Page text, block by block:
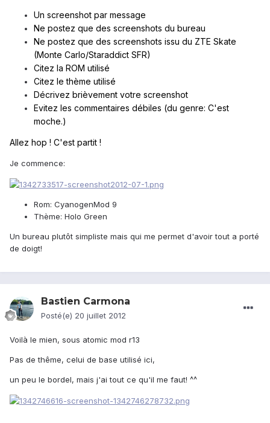
Un screenshot par message
Ne postez que des screenshots du bureau
Ne postez que des screenshots issu du ZTE Skate
(Monte Carlo/Staraddict SFR)
Citez la ROM utilisé
Citez le thème utilisé
Décrivez brièvement votre screenshot
Evitez les commentaires débiles (du genre: C'est
moche.)
Allez hop ! C'est partit !
Je commence:
Rom: CyanogenMod 9
Thème: Holo Green
Un bureau plutôt simpliste mais qui me permet d'avoir tout a porté
de doigt!
Bastien Carmona
Posté(e) 20 juillet 2012
Voilà le mien, sous atomic mod r13
Pas de thême, celui de base utilisé ici,
un peu le bordel, mais j'ai tout ce qu'il me faut! ^^